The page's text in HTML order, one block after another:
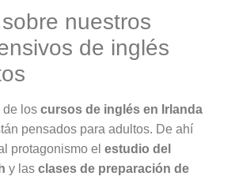
nuestros
de inglés
de loscursos de inglés en Irlanda
pensados para adultos. De ahí
protagonismo elestudio del
y lasclases de preparación de